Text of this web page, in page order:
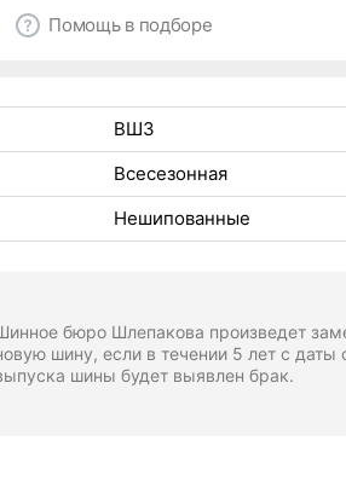
Помощь в подборе
ВШЗ
Всесезонная
Нешипованные
бюро Шлепакова произведет
шину, если в течении 5 лет с даты
шины будет выявлен брак.